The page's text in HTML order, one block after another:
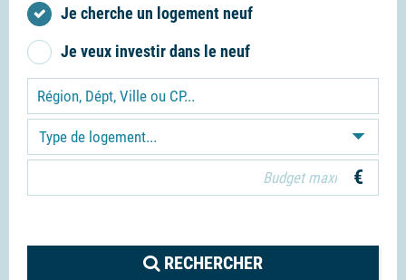
Je cherche un logement neuf
Je veux investir dans le neuf
Type de logement...
€
RECHERCHER